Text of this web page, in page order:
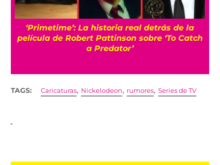
‘Primetime’: La historia real detrás de la
película de Robert Pattinson sobre ‘To Catch
a Predator’
TAGS: Caricaturas, Nickelodeon, rumores,Series de TV